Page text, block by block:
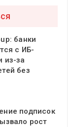
банки
с ИБ-
из-за
без
подписок
рост